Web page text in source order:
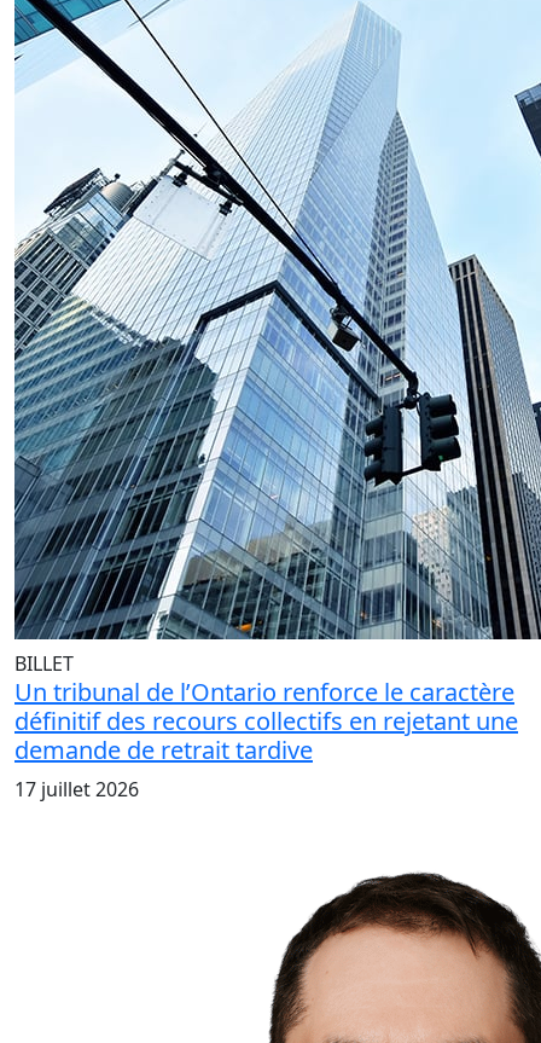
BILLET
Un tribunal de l’Ontario renforce le caractère
définitif des recours collectifs en rejetant une
demande de retrait tardive
17 juillet 2026